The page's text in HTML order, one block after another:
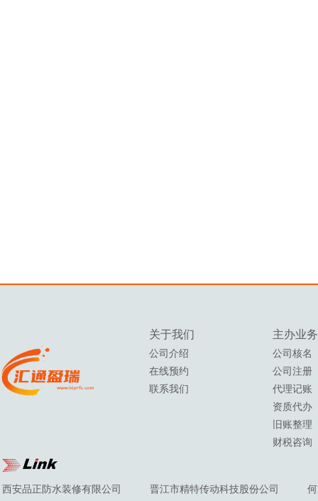
关于我们
公司介绍
在线预约
联系我们
主办业务
公司核名
公司注册
代理记账
资质代办
旧账整理
财税咨询
西安品正防水装修有限公司 晋江市精特传动科技股份公司